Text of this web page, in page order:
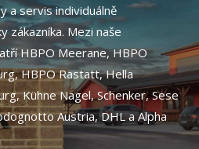
a servis individuálně
zákazníka. Mezi naše
HBPO Meerane, HBPO
HBPO Rastatt, Hella
Kühne Nagel, Schenker, Sese
Austria, DHL a Alpha